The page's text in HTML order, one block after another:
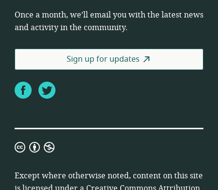
Once a month, we’ll email you with the latest news
and activity in the community.
Sign up for updates
FacebookTwitter
Creative
Attribution
Non-
Except where otherwise noted, content on this site